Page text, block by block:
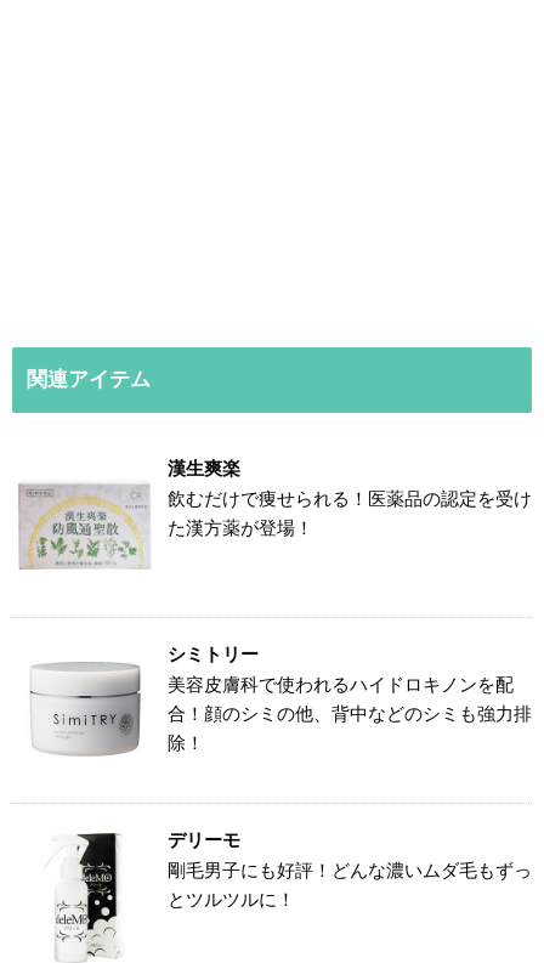
関連アイテム
漢生爽楽
飲むだけで痩せられる！医薬品の認定を受け
た漢方薬が登場！
シミトリー
美容皮膚科で使われるハイドロキノンを配
合！顔のシミの他、背中などのシミも強力排
除！
デリーモ
剛毛男子にも好評！どんな濃いムダ毛もずっ
とツルツルに！